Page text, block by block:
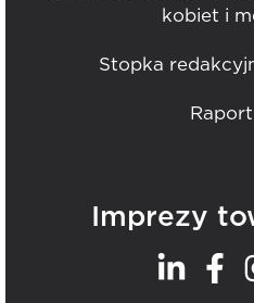
kobiet i
Stopka
Raport
Imprezy